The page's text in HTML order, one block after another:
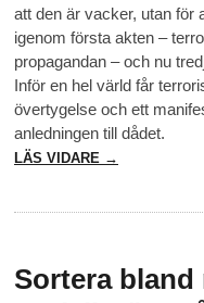
att den är vacker, utan för
igenom första akten –
propagandan – och nu
Inför en hel värld får
övertygelse och ett
anledningen till dådet.
LÄS VIDARE →
Sortera bland